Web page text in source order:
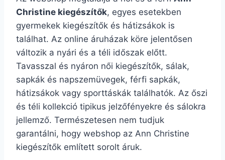
Christine kiegészítők, egyes esetekben
gyermekek kiegészítők és hátizsákok is
találhat. Az online áruházak köre jelentősen
változik a nyári és a téli időszak előtt.
Tavasszal és nyáron női kiegészítők, sálak,
sapkák és napszemüvegek, férfi sapkák,
hátizsákok vagy sporttáskák találhatók. Az őszi
és téli kollekció tipikus jelzőfényekre és sálokra
jellemző. Természetesen nem tudjuk
garantálni, hogy webshop az Ann Christine
kiegészítők említett sorolt áruk.